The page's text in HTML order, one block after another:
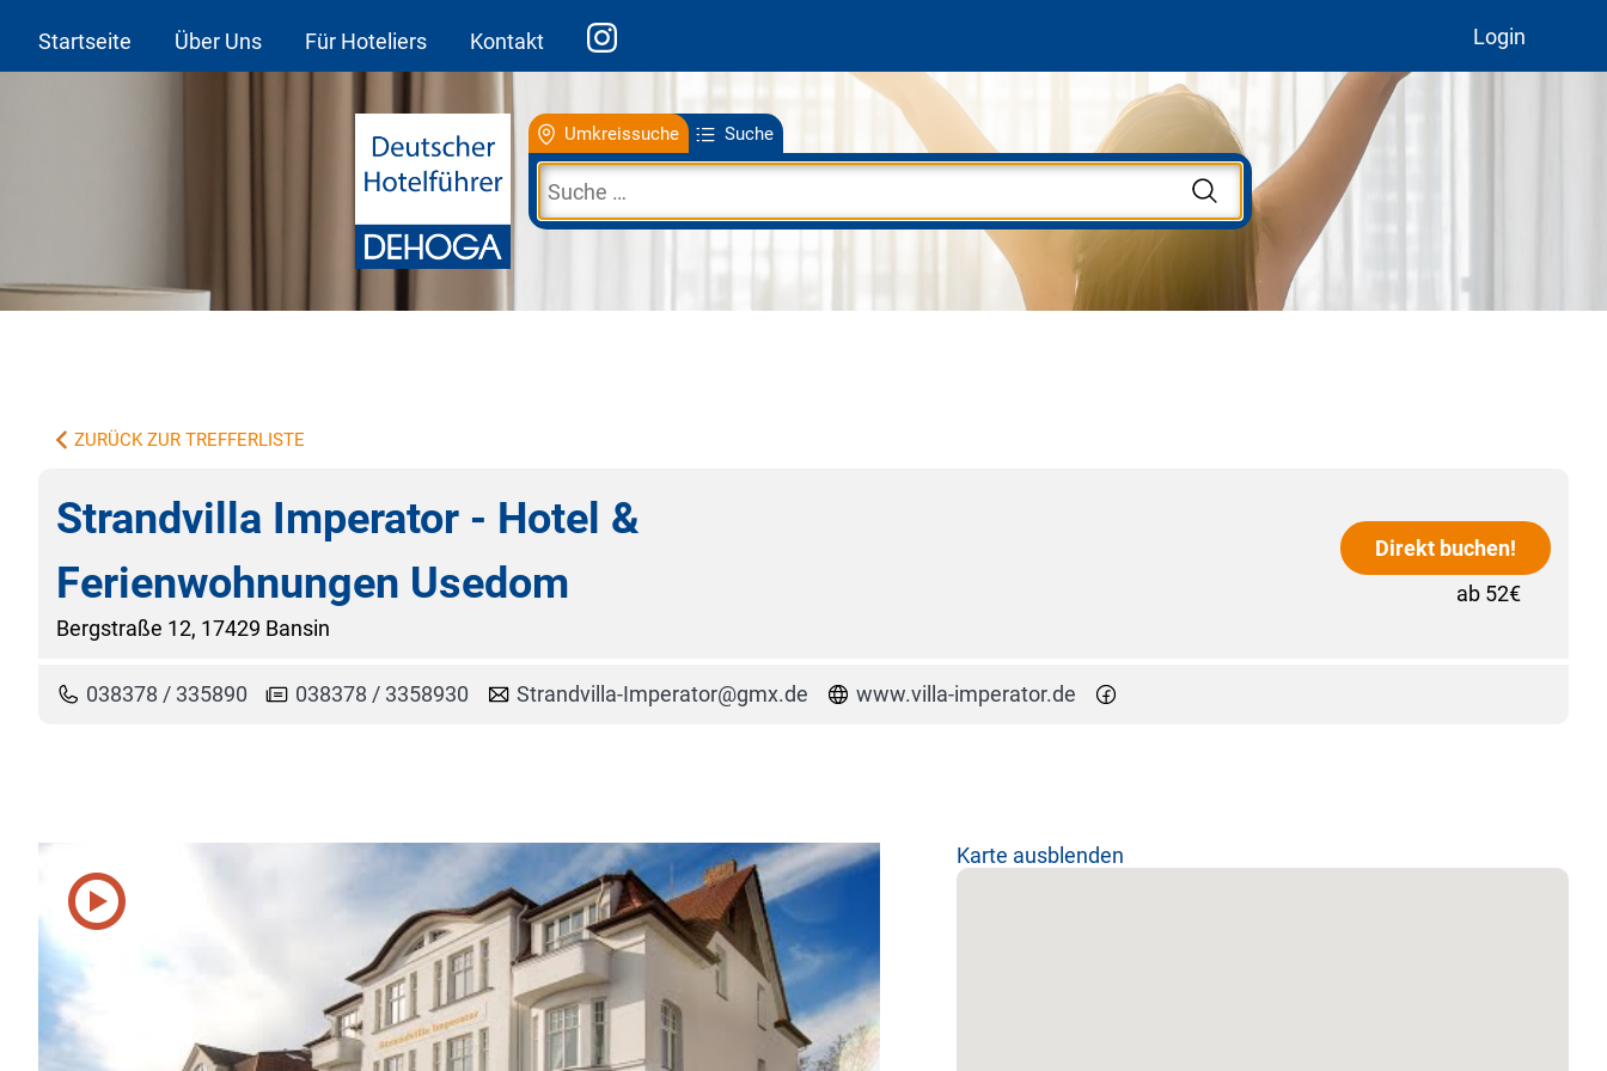
Startseite Über Uns Für Hoteliers Kontakt Login
Umkreissuche Suche
ZURÜCK ZUR TREFFERLISTE
Strandvilla Imperator - Hotel &
Ferienwohnungen Usedom
Bergstraße 12, 17429 Bansin
Direkt buchen!
ab 52€
038378 / 335890 038378 / 3358930 Strandvilla-Imperator@gmx.de www.villa-imperator.de
Karte ausblenden